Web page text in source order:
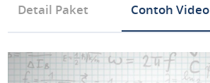
Detail Paket Contoh Video
Tipe Produk Mata Pelajaran